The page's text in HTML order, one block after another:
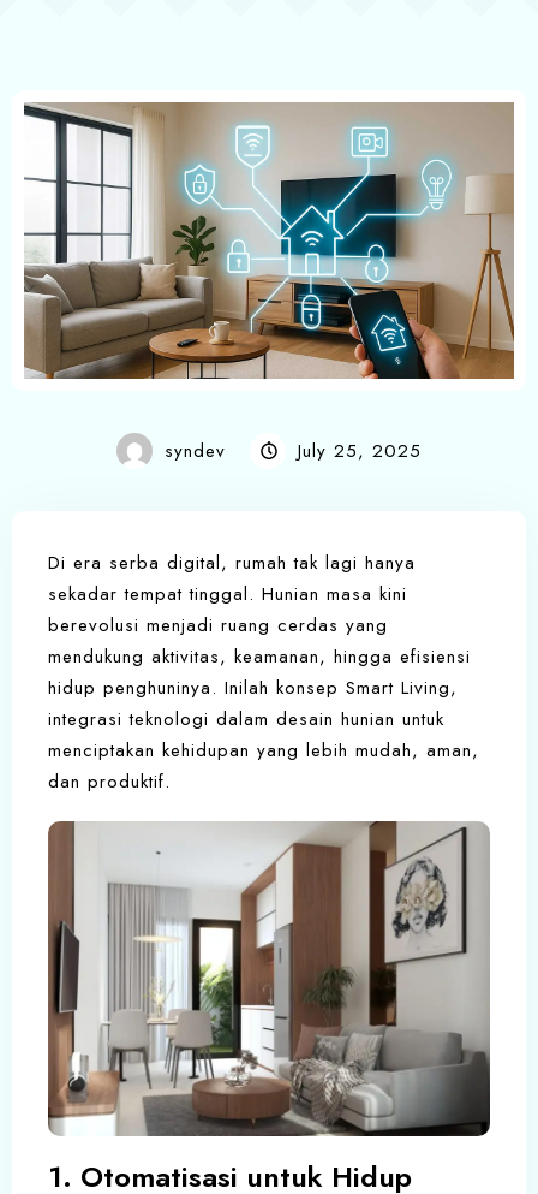
syndev July 25, 2025
Di era serba digital, rumah tak lagi hanya
sekadar tempat tinggal. Hunian masa kini
berevolusi menjadi ruang cerdas yang
mendukung aktivitas, keamanan, hingga efisiensi
hidup penghuninya. Inilah konsep Smart Living,
integrasi teknologi dalam desain hunian untuk
menciptakan kehidupan yang lebih mudah, aman,
dan produktif.
1. Otomatisasi untuk Hidup